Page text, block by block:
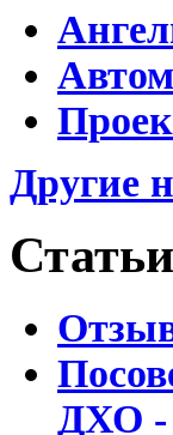
Другие
Статьи
ДХО -